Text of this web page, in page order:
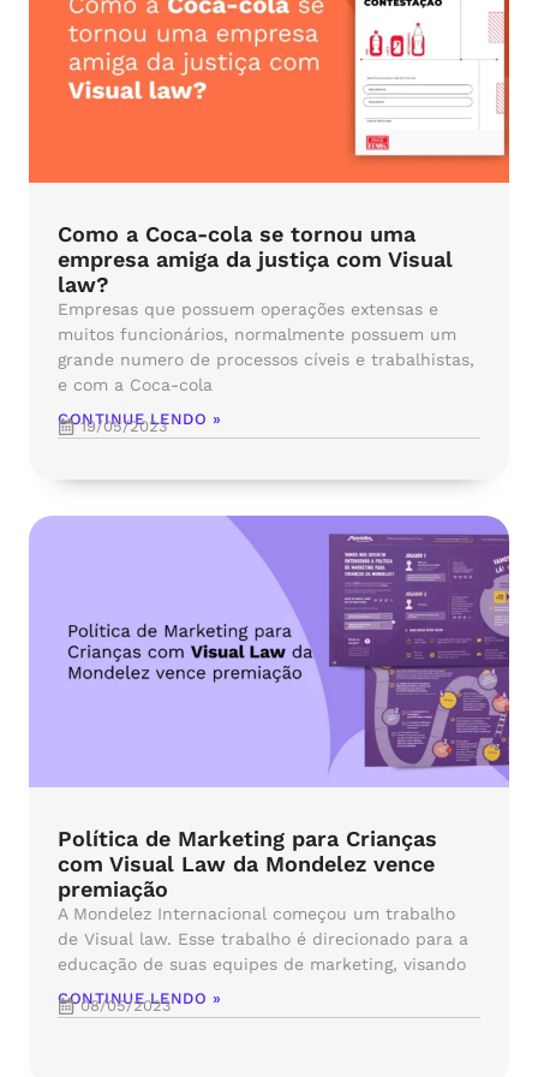
Como a Coca-cola se tornou uma
empresa amiga da justiça com Visual
law?
Empresas que possuem operações extensas e
muitos funcionários, normalmente possuem um
grande numero de processos cíveis e trabalhistas,
e com a Coca-cola
CONTINUE LENDO »
19/05/2023
Política de Marketing para Crianças
com Visual Law da Mondelez vence
premiação
A Mondelez Internacional começou um trabalho
de Visual law. Esse trabalho é direcionado para a
educação de suas equipes de marketing, visando
CONTINUE LENDO »
08/05/2023